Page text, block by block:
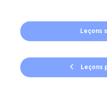
Leçons
Leçons